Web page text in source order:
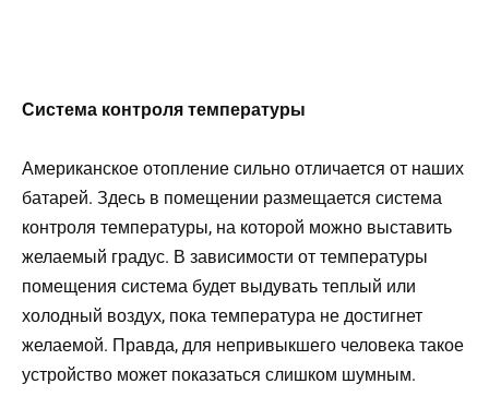
Система контроля температуры
Американское отопление сильно отличается от наших
батарей. Здесь в помещении размещается система
контроля температуры, на которой можно выставить
желаемый градус. В зависимости от температуры
помещения система будет выдувать теплый или
холодный воздух, пока температура не достигнет
желаемой. Правда, для непривыкшего человека такое
устройство может показаться слишком шумным.